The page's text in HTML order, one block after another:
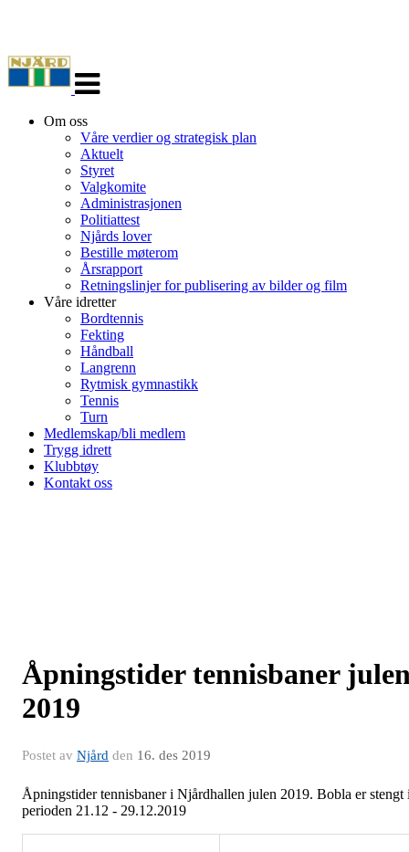
navigasjon
Om oss
Våre verdier og strategisk plan
Aktuelt
Styret
Valgkomite
Administrasjonen
Politiattest
Njårds lover
Bestille møterom
Årsrapport
Retningslinjer for publisering av bilder og film
Våre idretter
Bordtennis
Fekting
Håndball
Langrenn
Rytmisk gymnastikk
Tennis
Turn
Medlemskap/bli medlem
Trygg idrett
Klubbtøy
Kontakt oss
Åpningstider tennisbaner
2019
Postet av Njård den 16. des 2019
Åpningstider tennisbaner i Njårdhallen julen 2019. Bobla er stengt
perioden 21.12 - 29.12.2019